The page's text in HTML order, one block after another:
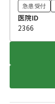
急患受付
医院ID
2366